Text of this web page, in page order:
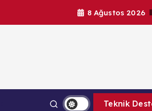
8 Ağustos 2026
Teknik